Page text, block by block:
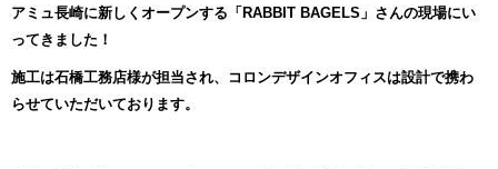
アミュ長崎に新しくオープンする「RABBIT BAGELS」さんの現場にい
ってきました！
施工は石橋工務店様が担当され、コロンデザインオフィスは設計で携わ
らせていただいております。